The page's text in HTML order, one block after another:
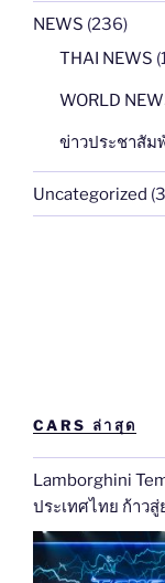
NEWS (236)
THAI NEWS
WORLD
ข่าวประชาสัม
Uncategorized
CARS ล่าสุด
Lamborghini
ประเท